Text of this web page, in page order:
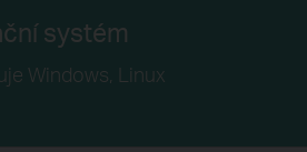
systém
Windows, Linux